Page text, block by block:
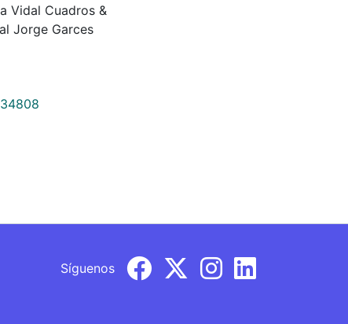
Vidal Cuadros &
Jorge Garces
Síguenos